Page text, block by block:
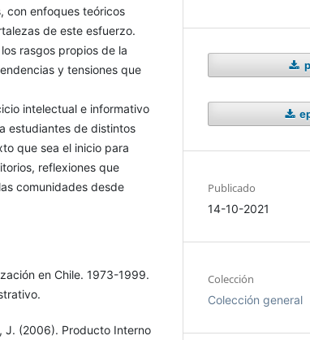
con enfoques teóricos
de este esfuerzo.
rasgos propios de la
y tensiones que
intelectual e informativo
estudiantes de distintos
que sea el inicio para
reflexiones que
comunidades desde
en Chile. 1973-1999.
J. (2006). Producto Interno
Publicado
14-10-2021
Colección
Colección general